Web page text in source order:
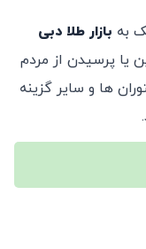
به بازار طلا دبی
یا پرسیدن از مردم
‌ها و سایر گزینه